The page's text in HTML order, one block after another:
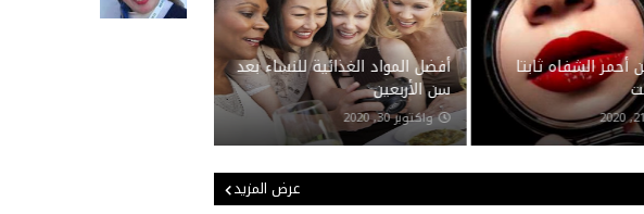
أحمر الشفاه ثابتا أفضل المواد الغذائية للنساء بعد
سن الأربعين
واكتوبر 30, 2020
عرض المزيد